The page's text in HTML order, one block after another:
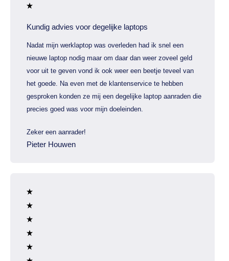
Kundig advies voor degelijke laptops
Nadat mijn werklaptop was overleden had ik snel een
nieuwe laptop nodig maar om daar dan weer zoveel geld
voor uit te geven vond ik ook weer een beetje teveel van
het goede. Na even met de klantenservice te hebben
gesproken konden ze mij een degelijke laptop aanraden die
precies goed was voor mijn doeleinden.
Zeker een aanrader!
Pieter Houwen